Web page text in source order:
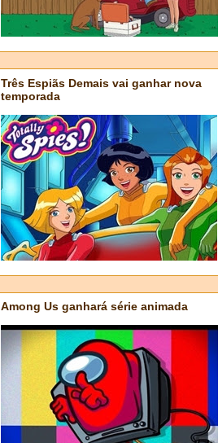
Três Espiãs Demais vai ganhar nova
temporada
Among Us ganhará série animada